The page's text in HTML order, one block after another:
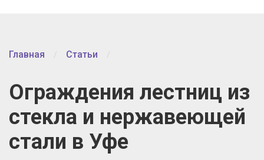
Главная Статьи
Ограждения лестниц из
стекла и нержавеющей
стали в Уфе